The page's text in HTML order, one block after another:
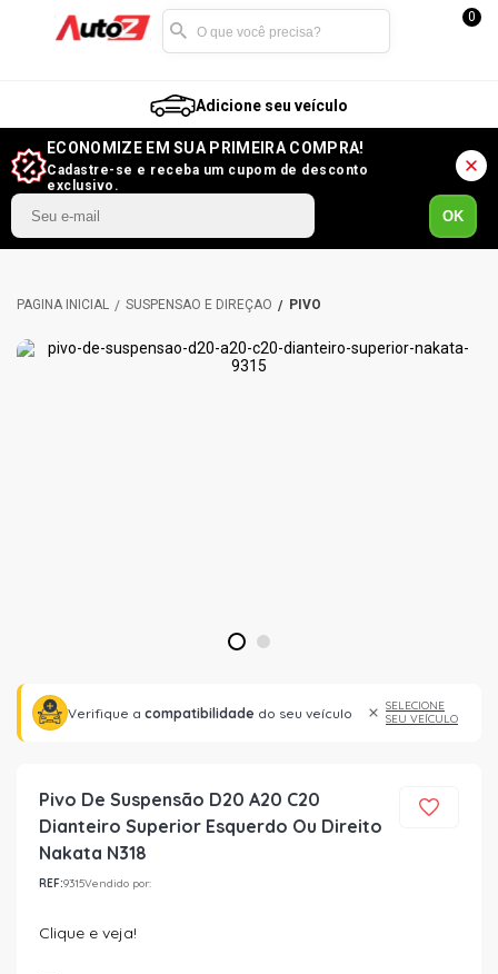
0
Adicione seu veículo
ECONOMIZE EM SUA PRIMEIRA COMPRA!
Cadastre-se e receba um cupom de desconto
exclusivo.
OK
SUSPENSÃO E DIREÇÃO PIVÔ
1 2
Verifique a compatibilidade do seu veículo
SELECIONE
SEU VEÍCULO
Pivo De Suspensão D20 A20 C20
Dianteiro Superior Esquerdo Ou Direito
Nakata N318
REF:9315Vendido por:
Clique e veja!